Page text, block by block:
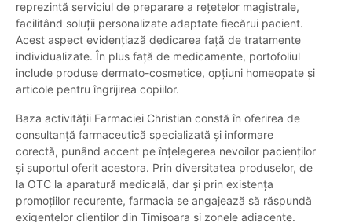
reprezintă serviciul de preparare a rețetelor magistrale,
facilitând soluții personalizate adaptate fiecărui pacient.
Acest aspect evidențiază dedicarea față de tratamente
individualizate. În plus față de medicamente, portofoliul
include produse dermato-cosmetice, opțiuni homeopate și
articole pentru îngrijirea copiilor.
Baza activității Farmaciei Christian constă în oferirea de
consultanță farmaceutică specializată și informare
corectă, punând accent pe înțelegerea nevoilor pacienților
și suportul oferit acestora. Prin diversitatea produselor, de
la OTC la aparatură medicală, dar și prin existența
promoțiilor recurente, farmacia se angajează să răspundă
exigențelor clienților din Timișoara și zonele adiacente.